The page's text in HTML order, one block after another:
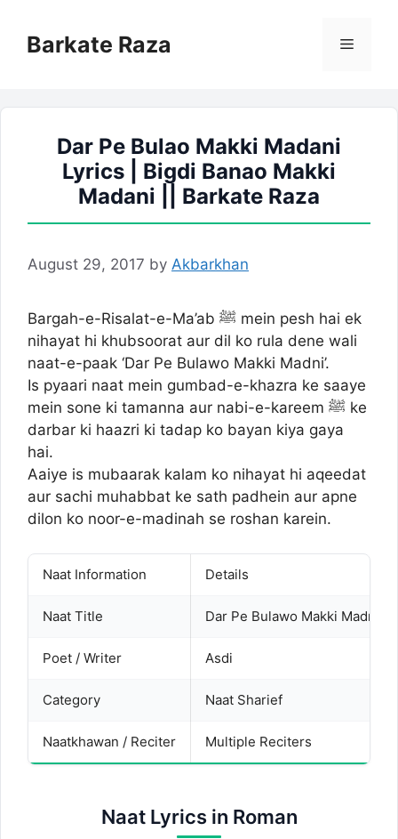
contentBarkate Raza Menu
Dar Pe Bulao Makki Madani
Lyrics | Bigdi Banao Makki
Madani || Barkate Raza
August 29, 2017 by Akbarkhan
Bargah-e-Risalat-e-Ma’ab ﷺ mein pesh hai ek
nihayat hi khubsoorat aur dil ko rula dene wali
naat-e-paak ‘Dar Pe Bulawo Makki Madni’.
Is pyaari naat mein gumbad-e-khazra ke saaye
mein sone ki tamanna aur nabi-e-kareem ﷺ ke
darbar ki haazri ki tadap ko bayan kiya gaya
hai.
Aaiye is mubaarak kalam ko nihayat hi aqeedat
aur sachi muhabbat ke sath padhein aur apne
dilon ko noor-e-madinah se roshan karein.
Naat Information Details
Naat Title Dar Pe Bulawo Makki Madni
Poet / Writer Asdi
Category Naat Sharief
Naatkhawan / Reciter Multiple Reciters
Naat Lyrics in Roman